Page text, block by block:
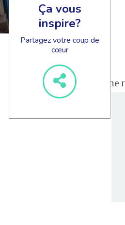
Ça vous
inspire?
Partagez votre coup de
cœur